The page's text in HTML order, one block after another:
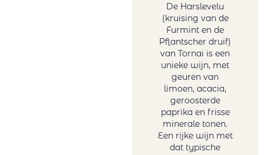
De Harslevelu
(kruising van de
Furmint en de
Pflantscher druif)
van Tornai is een
unieke wijn, met
geuren van
limoen, acacia,
geroosterde
paprika en frisse
minerale tonen.
Een rijke wijn met
dat typische